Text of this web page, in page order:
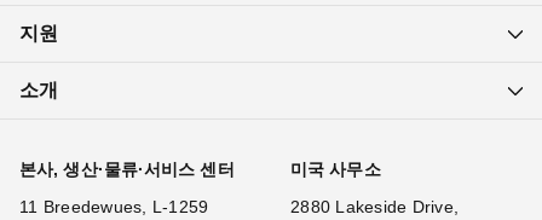
지원
소개
본사, 생산·물류·서비스 센터
11 Breedewues, L-1259
미국 사무소
2880 Lakeside Drive,